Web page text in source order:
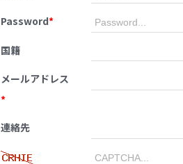
Password*
国籍
メールアドレス
*
連絡先